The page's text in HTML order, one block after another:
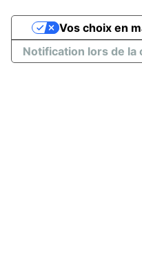
Notification lors de la
Vos choix en